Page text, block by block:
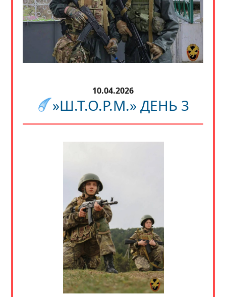
10.04.2026
»Ш.Т.О.Р.М.» ДЕНЬ 3